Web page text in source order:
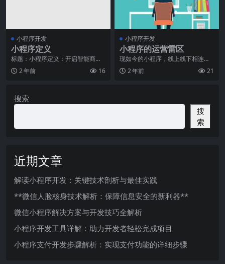
小程序开发
小程序定义
标题：小程序定义：开启智能商务
新时代随着移动互联网的快速发
展，小程序作为一种全新
2 年前 16
小程序开发
小程序的运营雷区
现如今的小程序，线上线下相连接
运用的很好，特别是对于线下实体
店来说，是把很好的营
2 年前 21
搜索
搜
索
近期文章
解读小程序开发：关键技术剖析与最佳实践
**微信人脸核身技术解析：保障信息安全的新利器**
微信小程序解决方案与开发技巧全解析
小程序开发工具详解：助力开发者轻松完成项目
小程序支付开发步骤解析：实现支付功能的详细步骤